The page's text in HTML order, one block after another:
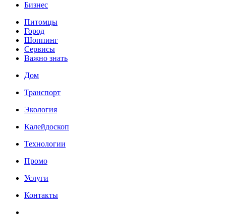
Бизнес
Питомцы
Город
Шоппинг
Сервисы
Важно знать
Дом
Транспорт
Экология
Калейдоскоп
Технологии
Промо
Услуги
Контакты